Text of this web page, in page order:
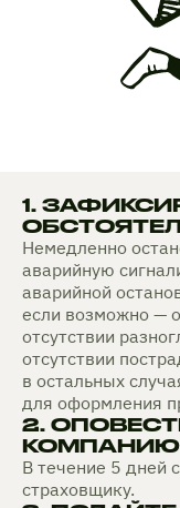
1.
Немедленно
аварийную
аварийной
если возможно —
отсутствии
отсутствии
в остальных
для оформления
2.
КОМПАНИЮ
В течение 5 дней
страховщику.